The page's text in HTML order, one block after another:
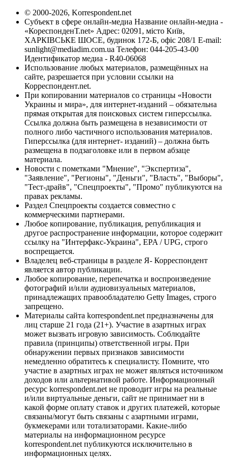
© 2000-2026, Korrespondent.net
Субъект в сфере онлайн-медиа Название онлайн-медиа -
«КореспонденТ.net» Адрес: 02091, місто Київ,
ХАРКІВСЬКЕ ШОСЕ, будинок 172-Б, офіс 208/1 E-mail:
sunlight@mediadim.com.ua Телефон: 044-205-43-00
Идентификатор медиа - R40-06068
Использование любых материалов, размещённых на
сайте, разрешается при условии ссылки на
Корреспондент.net.
При копировании материалов со страницы «Новости
Украины и мира», для интернет-изданий – обязательна
прямая открытая для поисковых систем гиперссылка.
Ссылка должна быть размещена в независимости от
полного либо частичного использования материалов.
Гиперссылка (для интернет- изданий) – должна быть
размещена в подзаголовке или в первом абзаце
материала.
Новости с пометками "Мнение", "Экспертиза",
"Заявление", "Регионы", "Деньги", "Власть", "Выборы",
"Тест-драйв", "Спецпроекты", "Промо" публикуются на
правах рекламы.
Раздел Спецпроекты создается совместно с
коммерческими партнерами.
Любое копирование, публикация, републикация и
другое распространение информации, которое содержит
ссылку на "Интерфакс-Украина", EPA / UPG, строго
воспрещается.
Владелец веб-страницы в разделе Я- Корреспондент
является автор публикации.
Любое копирование, перепечатка и воспроизведение
фотографий и/или аудиовизуальных материалов,
принадлежащих правообладателю Getty Images, строго
запрещено.
Материалы сайта korrespondent.net предназначены для
лиц старше 21 года (21+). Участие в азартных играх
может вызвать игровую зависимость. Соблюдайте
правила (принципы) ответственной игры. При
обнаружении первых признаков зависимости
немедленно обратитесь к специалисту. Помните, что
участие в азартных играх не может являться источником
доходов или альтернативой работе. Информационный
ресурс korrespondent.net не проводит игры на реальные
и/или виртуальные деньги, сайт не принимает ни в
какой форме оплату ставок и других платежей, которые
связаны/могут быть связаны с азартными играми,
букмекерами или тотализаторами. Какие-либо
материалы на информационном ресурсе
korrespondent.net публикуются исключительно в
информационных целях.